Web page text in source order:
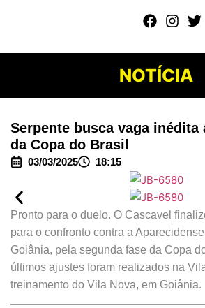
NOTÍCIA
Serpente busca vaga inédita
da Copa do Brasil
03/03/2025 18:15
Pronto para o duelo. O Cascavel
para o confronto contra a
Goiânia, pela segunda fase da Copa
últimos ajustes foram realizados na
treinamento do Vila Nova, em Goiânia.